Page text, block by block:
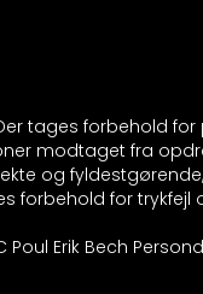
tages forbehold
modtaget fra
og fyldestgørende,
forbehold for
Poul Erik Bech